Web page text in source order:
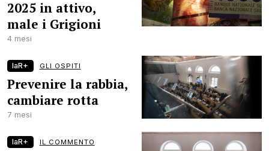
2025 in attivo,
male i Grigioni
4 mesi
laR+ GLI OSPITI
Prevenire la rabbia,
cambiare rotta
7 mesi
laR+ IL COMMENTO